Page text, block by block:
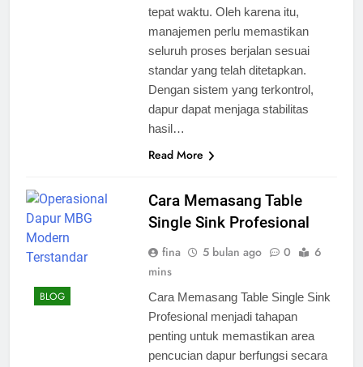
tepat waktu. Oleh karena itu,
manajemen perlu memastikan
seluruh proses berjalan sesuai
standar yang telah ditetapkan.
Dengan sistem yang terkontrol,
dapur dapat menjaga stabilitas
hasil…
Read More
BLOG
Cara Memasang Table
Single Sink Profesional
fina 5 bulan ago 0
6
mins
Cara Memasang Table Single Sink
Profesional menjadi tahapan
penting untuk memastikan area
pencucian dapur berfungsi secara